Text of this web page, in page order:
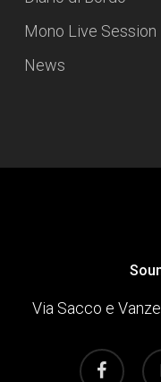
Mono Live Session
News
Via Sacco e
facebook